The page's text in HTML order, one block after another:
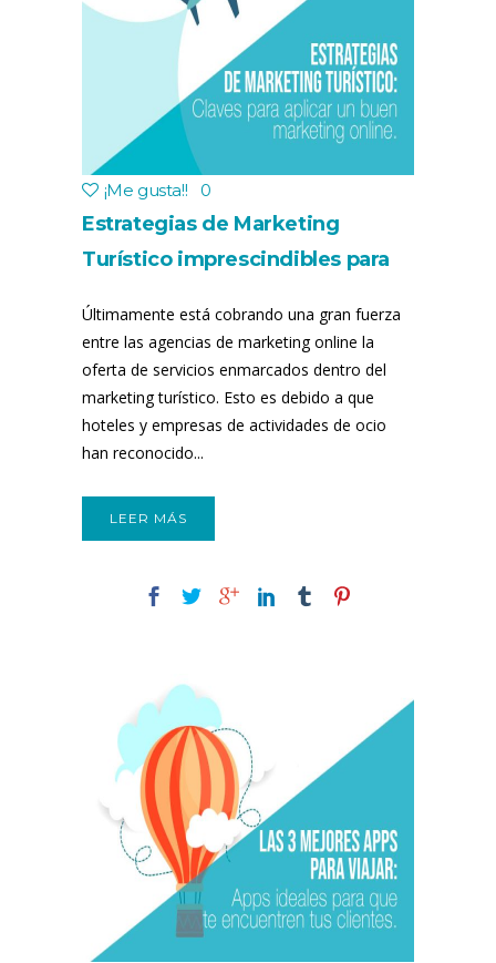
¡Me gusta!! 0
Estrategias de Marketing
Turístico imprescindibles para
Últimamente está cobrando una gran fuerza
entre las agencias de marketing online la
oferta de servicios enmarcados dentro del
marketing turístico. Esto es debido a que
hoteles y empresas de actividades de ocio
han reconocido...
LEER MÁS